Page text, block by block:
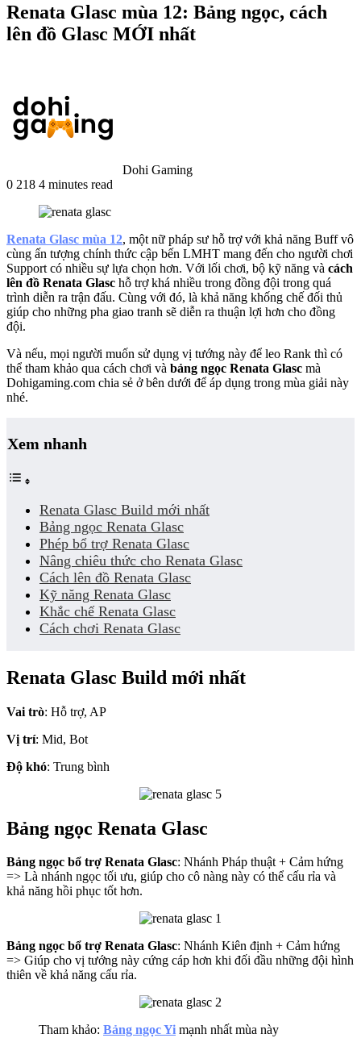
Renata Glasc mùa 12: Bảng ngọc, cách
lên đồ Glasc MỚI nhất
Dohi Gaming
0 218 4 minutes read
Renata Glasc mùa 12, một nữ pháp sư hỗ trợ với khả năng Buff vô
cùng ấn tượng chính thức cập bến LMHT mang đến cho người chơi
Support có nhiều sự lựa chọn hơn. Với lối chơi, bộ kỹ năng và cách
lên đồ Renata Glasc hỗ trợ khá nhiều trong đồng đội trong quá
trình diễn ra trận đấu. Cùng với đó, là khả năng khống chế đối thủ
giúp cho những pha giao tranh sẽ diễn ra thuận lợi hơn cho đồng
đội.
Và nếu, mọi người muốn sử dụng vị tướng này để leo Rank thì có
thể tham khảo qua cách chơi và bảng ngọc Renata Glasc mà
Dohigaming.com chia sẻ ở bên dưới để áp dụng trong mùa giải này
nhé.
Xem nhanh
Renata Glasc Build mới nhất
Bảng ngọc Renata Glasc
Phép bổ trợ Renata Glasc
Nâng chiêu thức cho Renata Glasc
Cách lên đồ Renata Glasc
Kỹ năng Renata Glasc
Khắc chế Renata Glasc
Cách chơi Renata Glasc
Renata Glasc Build mới nhất
Vai trò: Hỗ trợ, AP
Vị trí: Mid, Bot
Độ khó: Trung bình
Bảng ngọc Renata Glasc
Bảng ngọc bổ trợ Renata Glasc: Nhánh Pháp thuật + Cảm hứng
=> Là nhánh ngọc tối ưu, giúp cho cô nàng này có thể cấu rỉa và
khả năng hồi phục tốt hơn.
Bảng ngọc bổ trợ Renata Glasc: Nhánh Kiên định + Cảm hứng
=> Giúp cho vị tướng này cứng cáp hơn khi đối đầu những đội hình
thiên về khả năng cấu rỉa.
Tham khảo: Bảng ngọc Yi mạnh nhất mùa này